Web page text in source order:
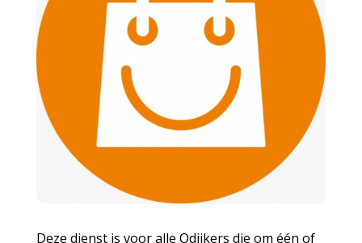
Deze dienst is voor alle Odijkers die om één of